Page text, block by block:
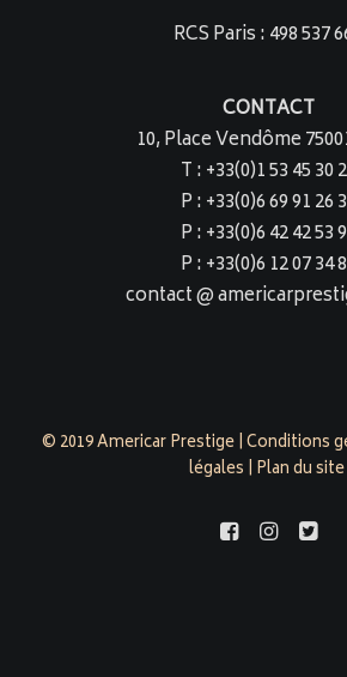
RCS Paris : 498 537
CONTACT
10, Place Vendôme
T : +33(0)1 53 45 30
P : +33(0)6 69 91 26
P : +33(0)6 42 42 53
P : +33(0)6 12 07 34
contact @
© 2019 Americar Prestige |Conditions
légales | Plan du site